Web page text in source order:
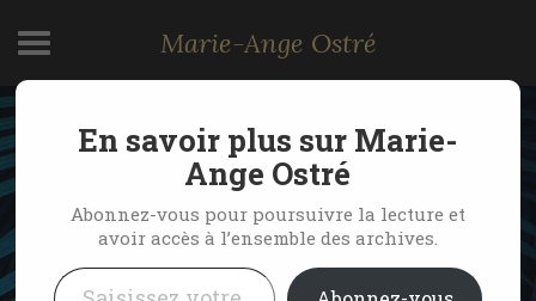
Marie-Ange Ostré
Jean-Paul Jeunet, un
grand chef au coeur du
Jura
En savoir plus sur Marie-
Ange Ostré
Abonnez-vous pour poursuivre la lecture et
avoir accès à l’ensemble des archives.
Saisissez votre adresse e-mail…